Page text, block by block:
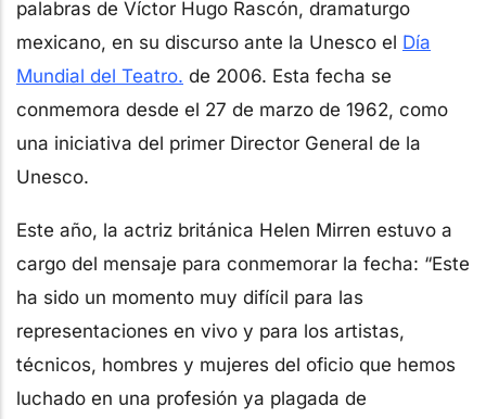
palabras de Víctor Hugo Rascón, dramaturgo
mexicano, en su discurso ante la Unesco el Día
Mundial del Teatro. de 2006. Esta fecha se
conmemora desde el 27 de marzo de 1962, como
una iniciativa del primer Director General de la
Unesco.
Este año, la actriz británica Helen Mirren estuvo a
cargo del mensaje para conmemorar la fecha: “Este
ha sido un momento muy difícil para las
representaciones en vivo y para los artistas,
técnicos, hombres y mujeres del oficio que hemos
luchado en una profesión ya plagada de